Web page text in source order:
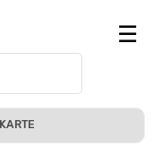
KARTE